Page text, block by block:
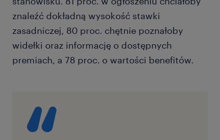
znaleźć dokładną wysokość stawki
zasadniczej, 80 proc. chętnie poznałoby
widełki oraz informację o dostępnych
premiach, a 78 proc. o wartości benefitów.